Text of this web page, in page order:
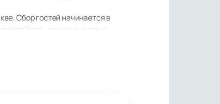
Сбор гостей начинается в
лучшими хитами